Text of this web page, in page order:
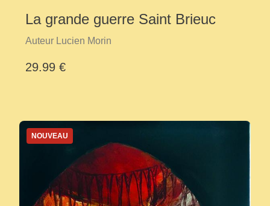
La grande guerre Saint Brieuc
Auteur Lucien Morin
29.99 €
NOUVEAU